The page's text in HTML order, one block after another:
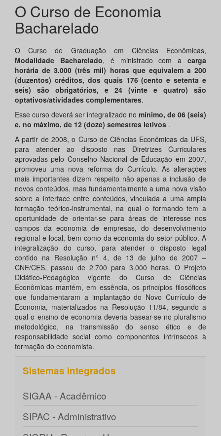
O Curso de Economia
Bacharelado
O Curso de Graduação em Ciências Econômicas,
Modalidade Bacharelado, é ministrado com acarga
horária de 3.000 (três mil) horas que equivalem a 200
(duzentos) créditos, dos quais 176 (cento e setenta e
seis) são obrigatórios, e 24 (vinte e quatro) são
optativos/atividades complementares.
Esse curso deverá ser integralizado no mínimo, de 06 (seis)
e, no máximo, de 12 (doze) semestres letivos .
A partir de 2008, o Curso de Ciências Econômicas da UFS,
para atender ao disposto nas Diretrizes Curriculares
aprovadas pelo Conselho Nacional de Educação em 2007,
promoveu uma nova reforma do Currículo. As alterações
mais importantes dizem respeito não apenas a inclusão de
novos conteúdos, mas fundamentalmente a uma nova visão
sobre a interface entre conteúdos, vinculada a uma ampla
formação teórico-instrumental, na qual o formando tem a
oportunidade de orientar-se para áreas de interesse nos
campos da economia de empresas, do desenvolvimento
regional e local, bem como da economia do setor público. A
integralização do curso, para atender o disposto legal
contido na Resolução n° 4, de 13 de julho de 2007 –
CNE/CES, passou de 2.700 para 3.000 horas. O Projeto
Didático-Pedagógico vigente do Curso de Ciências
Econômicas mantém, em essência, os princípios filosóficos
que fundamentaram a implantação do Novo Currículo de
Economia, materializados na Resolução 11/84, segundo a
qual o ensino de economia deveria basear-se no pluralismo
metodológico, na transmissão do senso ético e de
responsabilidade social como componentes intrínsecos à
formação do economista.
Sistemas integrados
SIGAA - Acadêmico
SIPAC - Administrativo